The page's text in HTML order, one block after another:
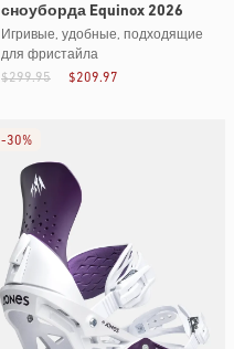
сноуборда Equinox 2026
Игривые, удобные, подходящие
для фристайла
$209.97
$299.95
-30%